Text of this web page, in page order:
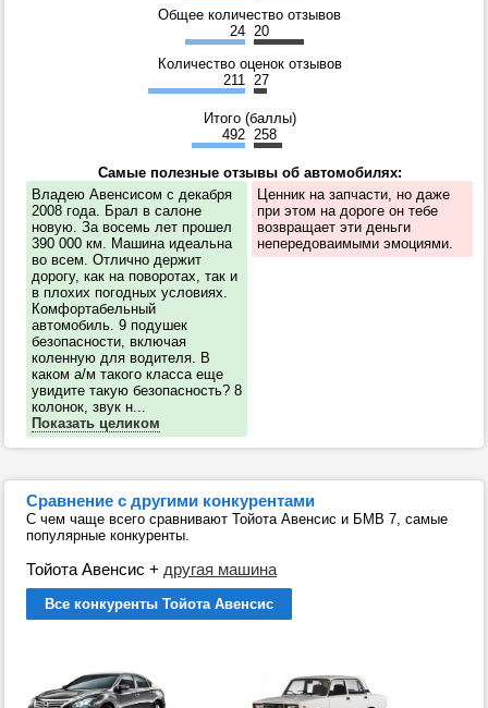
Общее количество отзывов
24 20
Количество оценок отзывов
211 27
Итого (баллы)
492 258
Самые полезные отзывы об автомобилях:
Владею Авенсисом с декабря
2008 года. Брал в салоне
новую. За восемь лет прошел
390 000 км. Машина идеальна
во всем. Отлично держит
дорогу, как на поворотах, так и
в плохих погодных условиях.
Комфортабельный
автомобиль. 9 подушек
безопасности, включая
коленную для водителя. В
каком а/м такого класса еще
увидите такую безопасность? 8
колонок, звук н...
Показать целиком
Ценник на запчасти, но даже
при этом на дороге он тебе
возвращает эти деньги
непередоваимыми эмоциями.
Сравнение с другими конкурентами
С чем чаще всего сравнивают Тойота Авенсис и БМВ 7, самые
популярные конкуренты.
Тойота Авенсис + другая машина
Все конкуренты Тойота Авенсис